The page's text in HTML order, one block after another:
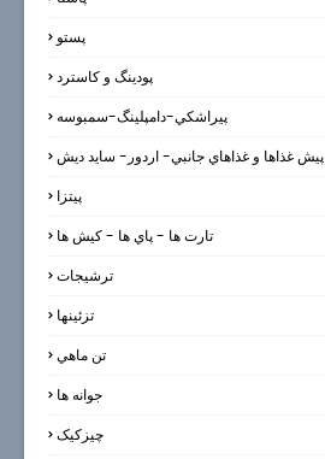
پستو
پودینگ و کاسترد
پيراشكي-دامپلينگ-سمبوسه
پيش غذاها و غذاهاي جانبي- اردور- سايد ديش
پیتزا
تارت ها - پاي ها - كيش ها
ترشيجات
تزئینها
تن ماهي
جوانه ها
چیزکیک